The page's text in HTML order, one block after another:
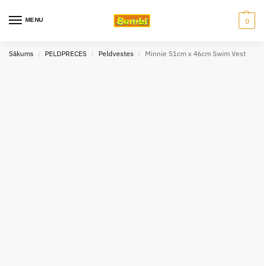
MENU 0
Sākums / PELDPRECES / Peldvestes / Minnie 51cm x 46cm Swim Vest